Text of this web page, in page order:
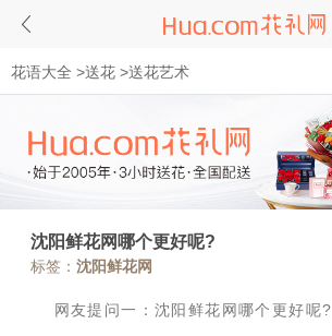
花语大全 >送花 >送花艺术
沈阳鲜花网哪个更好呢?
标签： 沈阳鲜花网
网友提问一：沈阳鲜花网哪个更好呢?